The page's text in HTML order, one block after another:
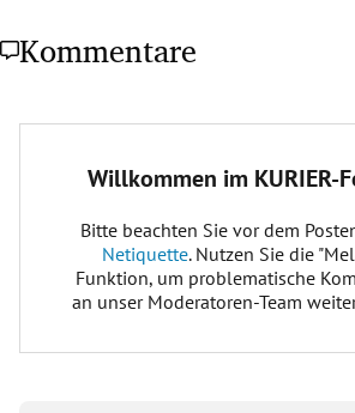
Kommentare